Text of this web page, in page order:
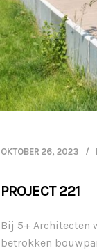
OKTOBER 26, 2023
PROJECT 221
Bij 5+ Architecten
betrokken